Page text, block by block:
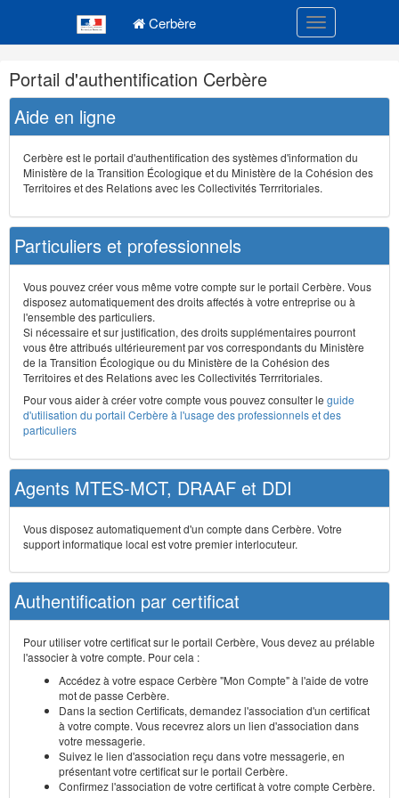
Cerbère Toggle
Navigation
et
outils
annexes
Portail d'authentification Cerbère
Aide en ligne
Cerbère est le portail d'authentification des systèmes d'information du
Ministère de la Transition Écologique et du Ministère de la Cohésion des
Territoires et des Relations avec les Collectivités Terrritoriales.
Particuliers et professionnels
Vous pouvez créer vous même votre compte sur le portail Cerbère. Vous
disposez automatiquement des droits affectés à votre entreprise ou à
l'ensemble des particuliers.
Si nécessaire et sur justification, des droits supplémentaires pourront
vous être attribués ultérieurement par vos correspondants du Ministère
de la Transition Écologique ou du Ministère de la Cohésion des
Territoires et des Relations avec les Collectivités Terrritoriales.
Pour vous aider à créer votre compte vous pouvez consulter le guide
d'utilisation du portail Cerbère à l'usage des professionnels et des
particuliers
Agents MTES-MCT, DRAAF et DDI
Vous disposez automatiquement d'un compte dans Cerbère. Votre
support informatique local est votre premier interlocuteur.
Authentification par certificat
Pour utiliser votre certificat sur le portail Cerbère, Vous devez au prélable
l'associer à votre compte. Pour cela :
Accédez à votre espace Cerbère "Mon Compte" à l'aide de votre
mot de passe Cerbère.
Dans la section Certificats, demandez l'association d'un certificat
à votre compte. Vous recevrez alors un lien d'association dans
votre messagerie.
Suivez le lien d'association reçu dans votre messagerie, en
présentant votre certificat sur le portail Cerbère.
Confirmez l'association de votre certificat à votre compte Cerbère.